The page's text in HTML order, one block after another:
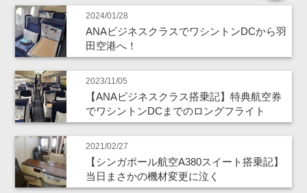
2024/01/28
ANAビジネスクラスでワシントンDCから羽
田空港へ！
2023/11/05
【ANAビジネスクラス搭乗記】特典航空券
でワシントンDCまでのロングフライト
2021/02/27
【シンガポール航空A380スイート搭乗記】
当日まさかの機材変更に泣く